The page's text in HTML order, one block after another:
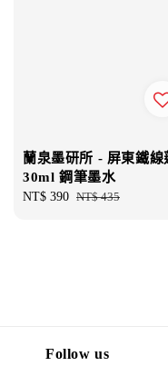
蘭泉墨研所 - 屏東鐵線
30ml 鋼筆墨水
Sale
NT$ 390 Regular
NT$ 435
Follow us